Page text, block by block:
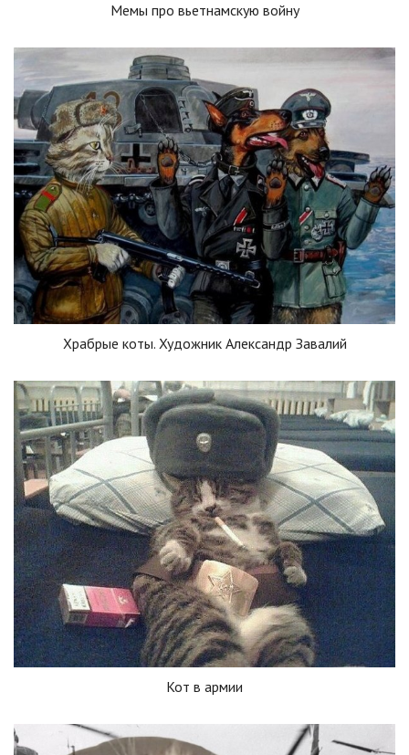
Мемы про вьетнамскую войну
Храбрые коты. Художник Александр Завалий
Кот в армии